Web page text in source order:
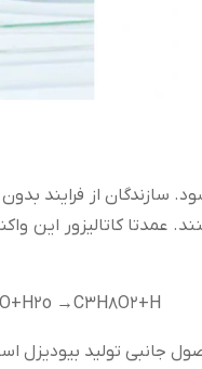
عمدتا
→C3H8O2+H
جانبی تولید بیودیزل